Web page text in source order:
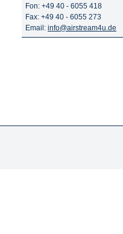
Fon: +49 40 - 6055 418
Fax: +49 40 - 6055 273
Email: info@airstream4u.de